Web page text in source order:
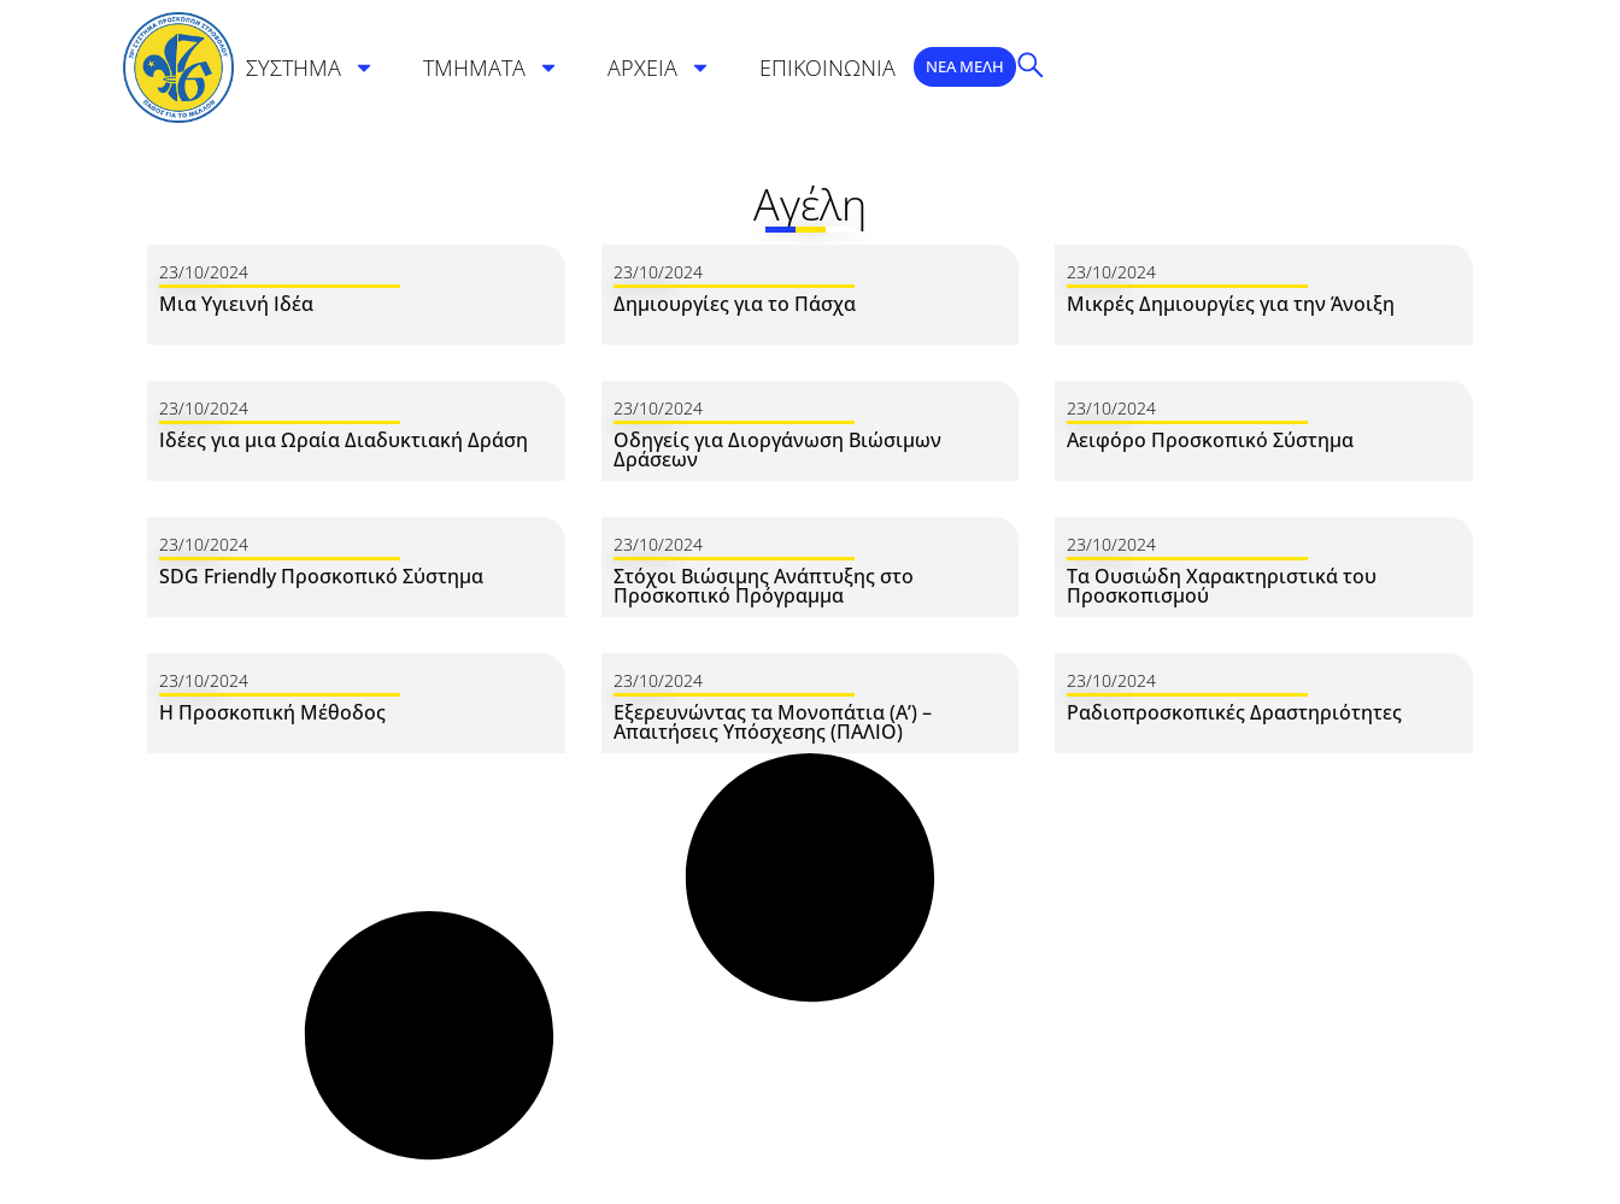
ΣΥΣΤΗΜΑ ΤΜΗΜΑΤΑ ΑΡΧΕΙΑ ΕΠΙΚΟΙΝΩΝΙΑ ΝΕΑ ΜΕΛΗ
Αγέλη
23/10/2024
Μια Υγιεινή Ιδέα
23/10/2024
Δημιουργίες για το Πάσχα
23/10/2024
Μικρές Δημιουργίες για την Άνοιξη
23/10/2024
Ιδέες για μια Ωραία Διαδυκτιακή Δράση
23/10/2024
Οδηγείς για Διοργάνωση Βιώσιμων
Δράσεων
23/10/2024
Αειφόρο Προσκοπικό Σύστημα
23/10/2024
SDG Friendly Προσκοπικό Σύστημα
23/10/2024
Στόχοι Βιώσιμης Ανάπτυξης στο
Προσκοπικό Πρόγραμμα
23/10/2024
Τα Ουσιώδη Χαρακτηριστικά του
Προσκοπισμού
23/10/2024
Η Προσκοπική Μέθοδος
23/10/2024
Εξερευνώντας τα Μονοπάτια (Α’) –
Απαιτήσεις Υπόσχεσης (ΠΑΛΙΟ)
23/10/2024
Ραδιοπροσκοπικές Δραστηριότητες